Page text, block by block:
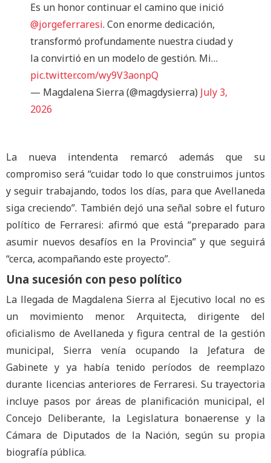
Es un honor continuar el camino que inició
@jorgeferraresi. Con enorme dedicación,
transformó profundamente nuestra ciudad y
la convirtió en un modelo de gestión. Mi…
pic.twitter.com/wy9V3aonpQ
— Magdalena Sierra (@magdysierra) July 3,
2026
La nueva intendenta remarcó además que su
compromiso será “cuidar todo lo que construimos juntos
y seguir trabajando, todos los días, para que Avellaneda
siga creciendo”. También dejó una señal sobre el futuro
político de Ferraresi: afirmó que está “preparado para
asumir nuevos desafíos en la Provincia” y que seguirá
“cerca, acompañando este proyecto”.
Una sucesión con peso político
La llegada de Magdalena Sierra al Ejecutivo local no es
un movimiento menor. Arquitecta, dirigente del
oficialismo de Avellaneda y figura central de la gestión
municipal, Sierra venía ocupando la Jefatura de
Gabinete y ya había tenido períodos de reemplazo
durante licencias anteriores de Ferraresi. Su trayectoria
incluye pasos por áreas de planificación municipal, el
Concejo Deliberante, la Legislatura bonaerense y la
Cámara de Diputados de la Nación, según su propia
biografía pública.